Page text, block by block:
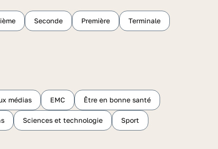
Seconde Première Terminale
médias EMC Être en bonne santé
Sciences et technologie Sport